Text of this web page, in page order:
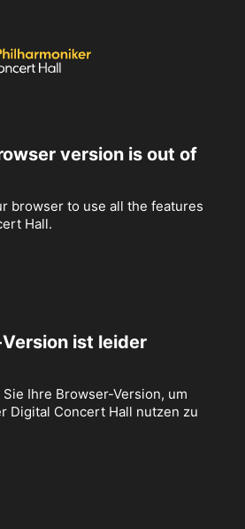
version is out of
browser to use all the features
Hall.
ist leider
Ihre Browser-Version, um
Digital Concert Hall nutzen zu